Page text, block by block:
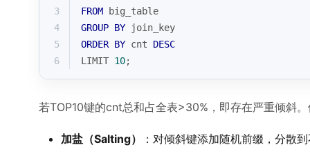
3
FROM big_table
4
GROUP BY join_key
5
ORDER BY cnt DESC
6
LIMIT 10;
若TOP10键的cnt总和占全表>30%，即存在严重倾斜
加盐（Salting） ：对倾斜键添加随机前缀，分散